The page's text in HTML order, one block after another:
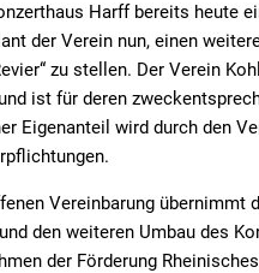
Harff bereits heute
der Verein nun, einen
zu stellen. Der Verein
ist für deren
Eigenanteil wird durch den
Vereinbarung übernimmt
den weiteren Umbau des
der Förderung